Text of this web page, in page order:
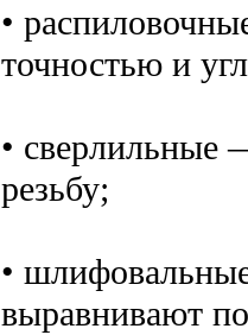
•
точностью и
• сверлильные
резьбу;
•
выравнивают